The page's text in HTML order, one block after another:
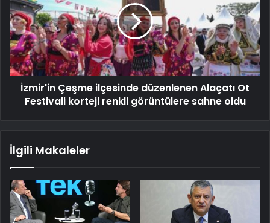
İzmir'in Çeşme ilçesinde düzenlenen Alaçatı Ot
Festivali korteji renkli görüntülere sahne oldu
İlgili Makaleler